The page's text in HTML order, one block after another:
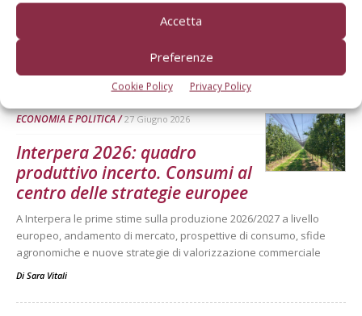
Accetta
Preferenze
Cookie Policy Privacy Policy
Cosa cambia per packaging, produttori e filiera ortofrutticola a
partire dal 12 agosto. Intervista a un'esperta della nuova
normativa
ECONOMIA E POLITICA 27 Giugno 2026
Interpera 2026: quadro
produttivo incerto. Consumi al
centro delle strategie europee
A Interpera le prime stime sulla produzione 2026/2027 a livello
europeo, andamento di mercato, prospettive di consumo, sfide
agronomiche e nuove strategie di valorizzazione commerciale
Di Sara Vitali